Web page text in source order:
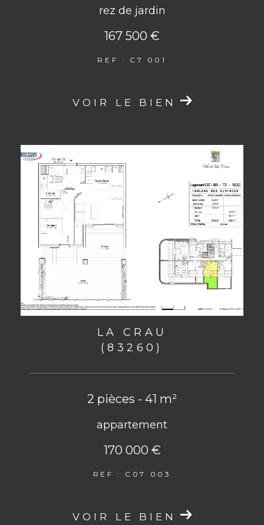
rez de jardin
167 500 €
REF : C7 001
VOIR LE BIEN
LA CRAU
(83260)
2 pièces - 41 m²
appartement
170 000 €
REF : C07 003
VOIR LE BIEN